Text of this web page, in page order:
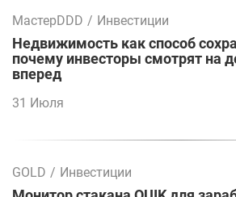
МастерDDD / Инвестиции
Недвижимость как способ
почему инвесторы смотрят на
вперед
31 Июля
GOLD / Инвестиции